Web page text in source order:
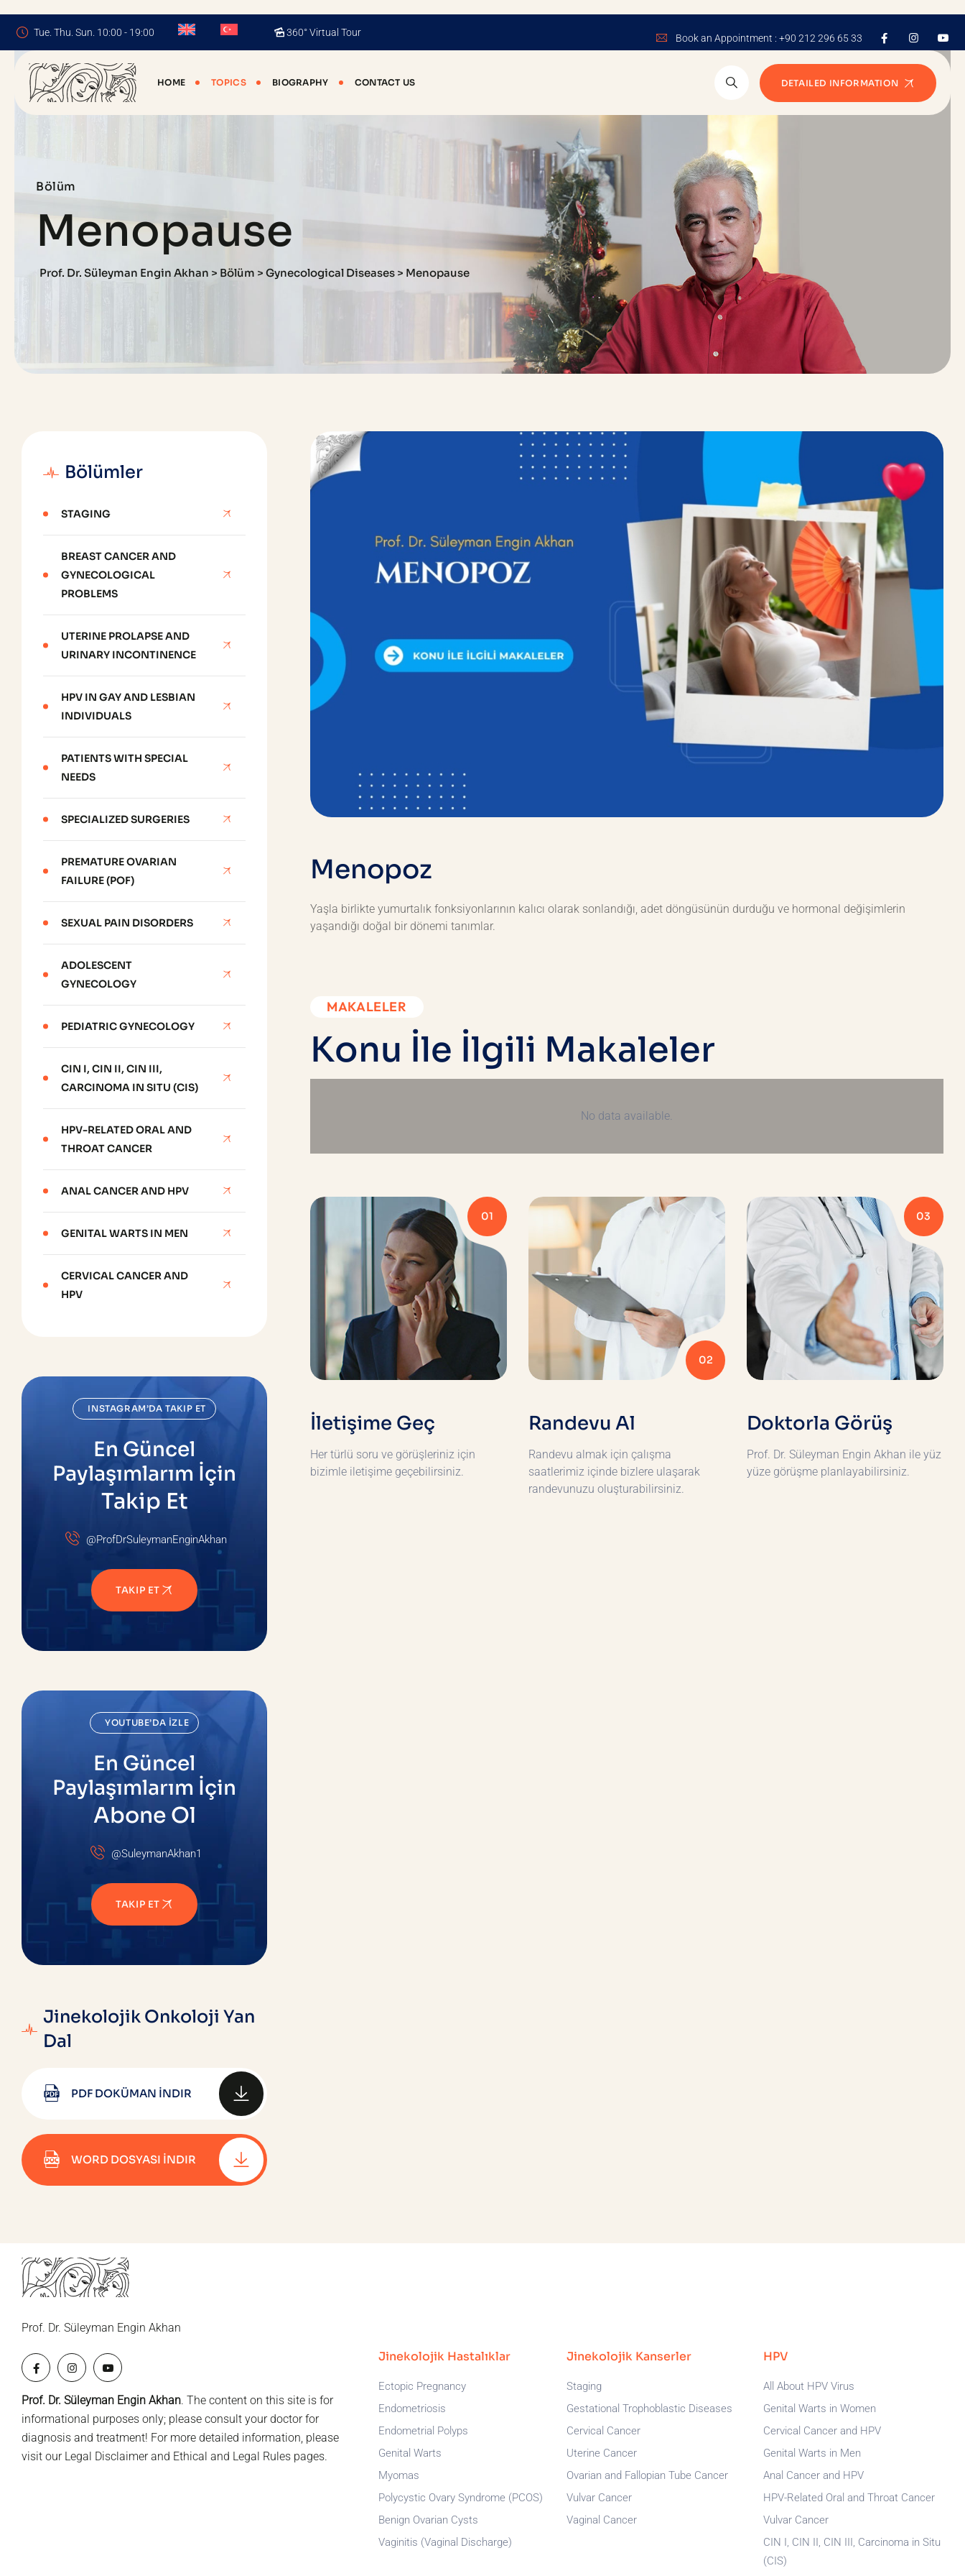
Tue. Thu. Sun. 10:00 - 19:00 360° Virtual Tour Book an Appointment : +90 212 296 65 33
HOME TOPICS BIOGRAPHY CONTACT US DETAILED INFORMATION
Bölüm
Menopause
Prof. Dr. Süleyman Engin Akhan > Bölüm > Gynecological Diseases > Menopause
Menopoz
Yaşla birlikte yumurtalık fonksiyonlarının kalıcı olarak sonlandığı, adet döngüsünün durduğu ve hormonal değişimlerin
yaşandığı doğal bir dönemi tanımlar.
MAKALELER
Konu İle İlgili Makaleler
No data available.
01
İletişime Geç
Her türlü soru ve görüşleriniz için
bizimle iletişime geçebilirsiniz.
02
Randevu Al
Randevu almak için çalışma
saatlerimiz içinde bizlere ulaşarak
randevunuzu oluşturabilirsiniz.
03
Doktorla Görüş
Prof. Dr. Süleyman Engin Akhan ile yüz
yüze görüşme planlayabilirsiniz.
Bölümler
STAGING
BREAST CANCER AND
GYNECOLOGICAL
PROBLEMS
UTERINE PROLAPSE AND
URINARY INCONTINENCE
HPV IN GAY AND LESBIAN
INDIVIDUALS
PATIENTS WITH SPECIAL
NEEDS
SPECIALIZED SURGERIES
PREMATURE OVARIAN
FAILURE (POF)
SEXUAL PAIN DISORDERS
ADOLESCENT
GYNECOLOGY
PEDIATRIC GYNECOLOGY
CIN I, CIN II, CIN III,
CARCINOMA IN SITU (CIS)
HPV-RELATED ORAL AND
THROAT CANCER
ANAL CANCER AND HPV
GENITAL WARTS IN MEN
CERVICAL CANCER AND
HPV
INSTAGRAM’DA TAKIP ET
En Güncel
Paylaşımlarım İçin
Takip Et
@ProfDrSuleymanEnginAkhan
TAKIP ET
YOUTUBE’DA İZLE
En Güncel
Paylaşımlarım İçin
Abone Ol
@SuleymanAkhan1
TAKIP ET
Jinekolojik Onkoloji Yan
Dal
PDF DOKÜMAN İNDIR
WORD DOSYASI İNDIR
Prof. Dr. Süleyman Engin Akhan
Prof. Dr. Süleyman Engin Akhan. The content on this site is for
informational purposes only; please consult your doctor for
diagnosis and treatment! For more detailed information, please
visit our Legal Disclaimerand Ethical and Legal Rules pages.
Jinekolojik Hastalıklar
Ectopic Pregnancy
Endometriosis
Endometrial Polyps
Genital Warts
Myomas
Polycystic Ovary Syndrome (PCOS)
Benign Ovarian Cysts
Vaginitis (Vaginal Discharge)
Jinekolojik Kanserler
Staging
Gestational Trophoblastic Diseases
Cervical Cancer
Uterine Cancer
Ovarian and Fallopian Tube Cancer
Vulvar Cancer
Vaginal Cancer
HPV
All About HPV Virus
Genital Warts in Women
Cervical Cancer and HPV
Genital Warts in Men
Anal Cancer and HPV
HPV-Related Oral and Throat Cancer
Vulvar Cancer
CIN I, CIN II, CIN III, Carcinoma in Situ
(CIS)